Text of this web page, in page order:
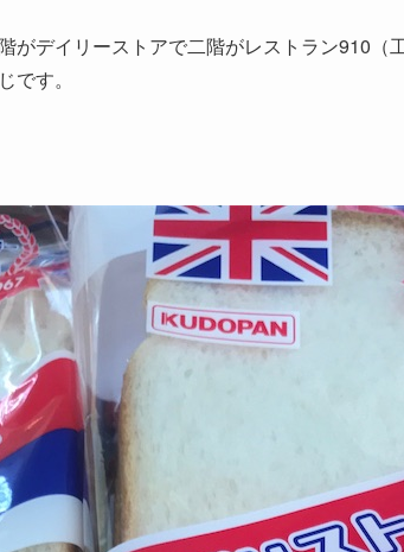
がデイリーストアで二階がレストラン910
です。